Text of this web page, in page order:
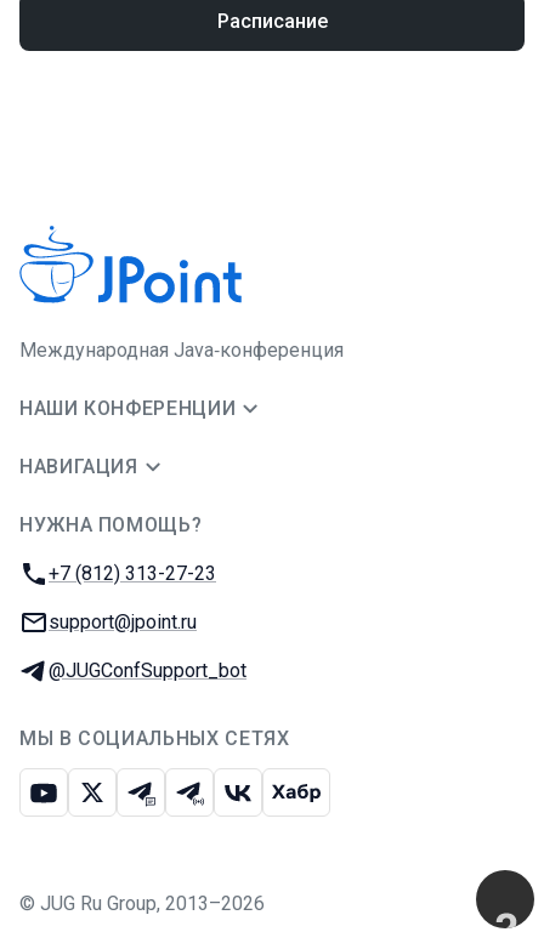
Расписание
Международная Java‑конференция
НАШИ КОНФЕРЕНЦИИ
НАВИГАЦИЯ
НУЖНА ПОМОЩЬ?
Телефон:
+7 (812) 313-27-23
E-mail:
support@jpoint.ru
Телеграм:
@JUGConfSupport_bot
МЫ В СОЦИАЛЬНЫХ СЕТЯХ
ЮтубИкс Телеграм-чат
Телеграм-канал
ВКонтакте
Хабр
© JUG Ru Group, 2013–2026